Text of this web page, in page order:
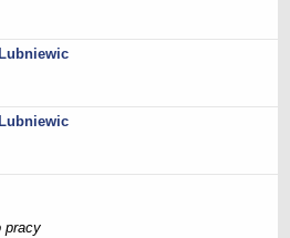
w wodę i zbiorowego
pracy